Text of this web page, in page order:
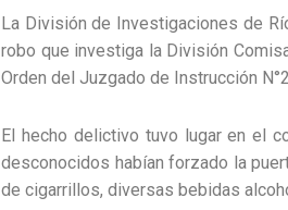
La División de Investigaciones de
robo que investiga la División
Orden del Juzgado de Instrucción
El hecho delictivo tuvo lugar en el
desconocidos habían forzado la
de cigarrillos, diversas bebidas